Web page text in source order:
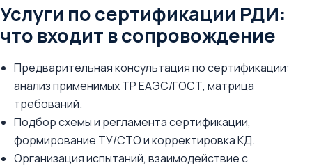
Услуги по сертификации РДИ:
что входит в сопровождение
Предварительная консультация по сертификации:
анализ применимых ТР ЕАЭС/ГОСТ, матрица
требований.
Подбор схемы и регламента сертификации,
формирование ТУ/СТО и корректировка КД.
Организация испытаний, взаимодействие с